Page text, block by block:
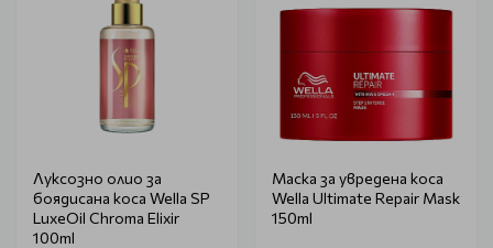
Луксозно олио за
боядисана коса Wella SP
LuxeOil Chroma Elixir
100ml
Маска за увредена коса
Wella Ultimate Repair Mask
150ml